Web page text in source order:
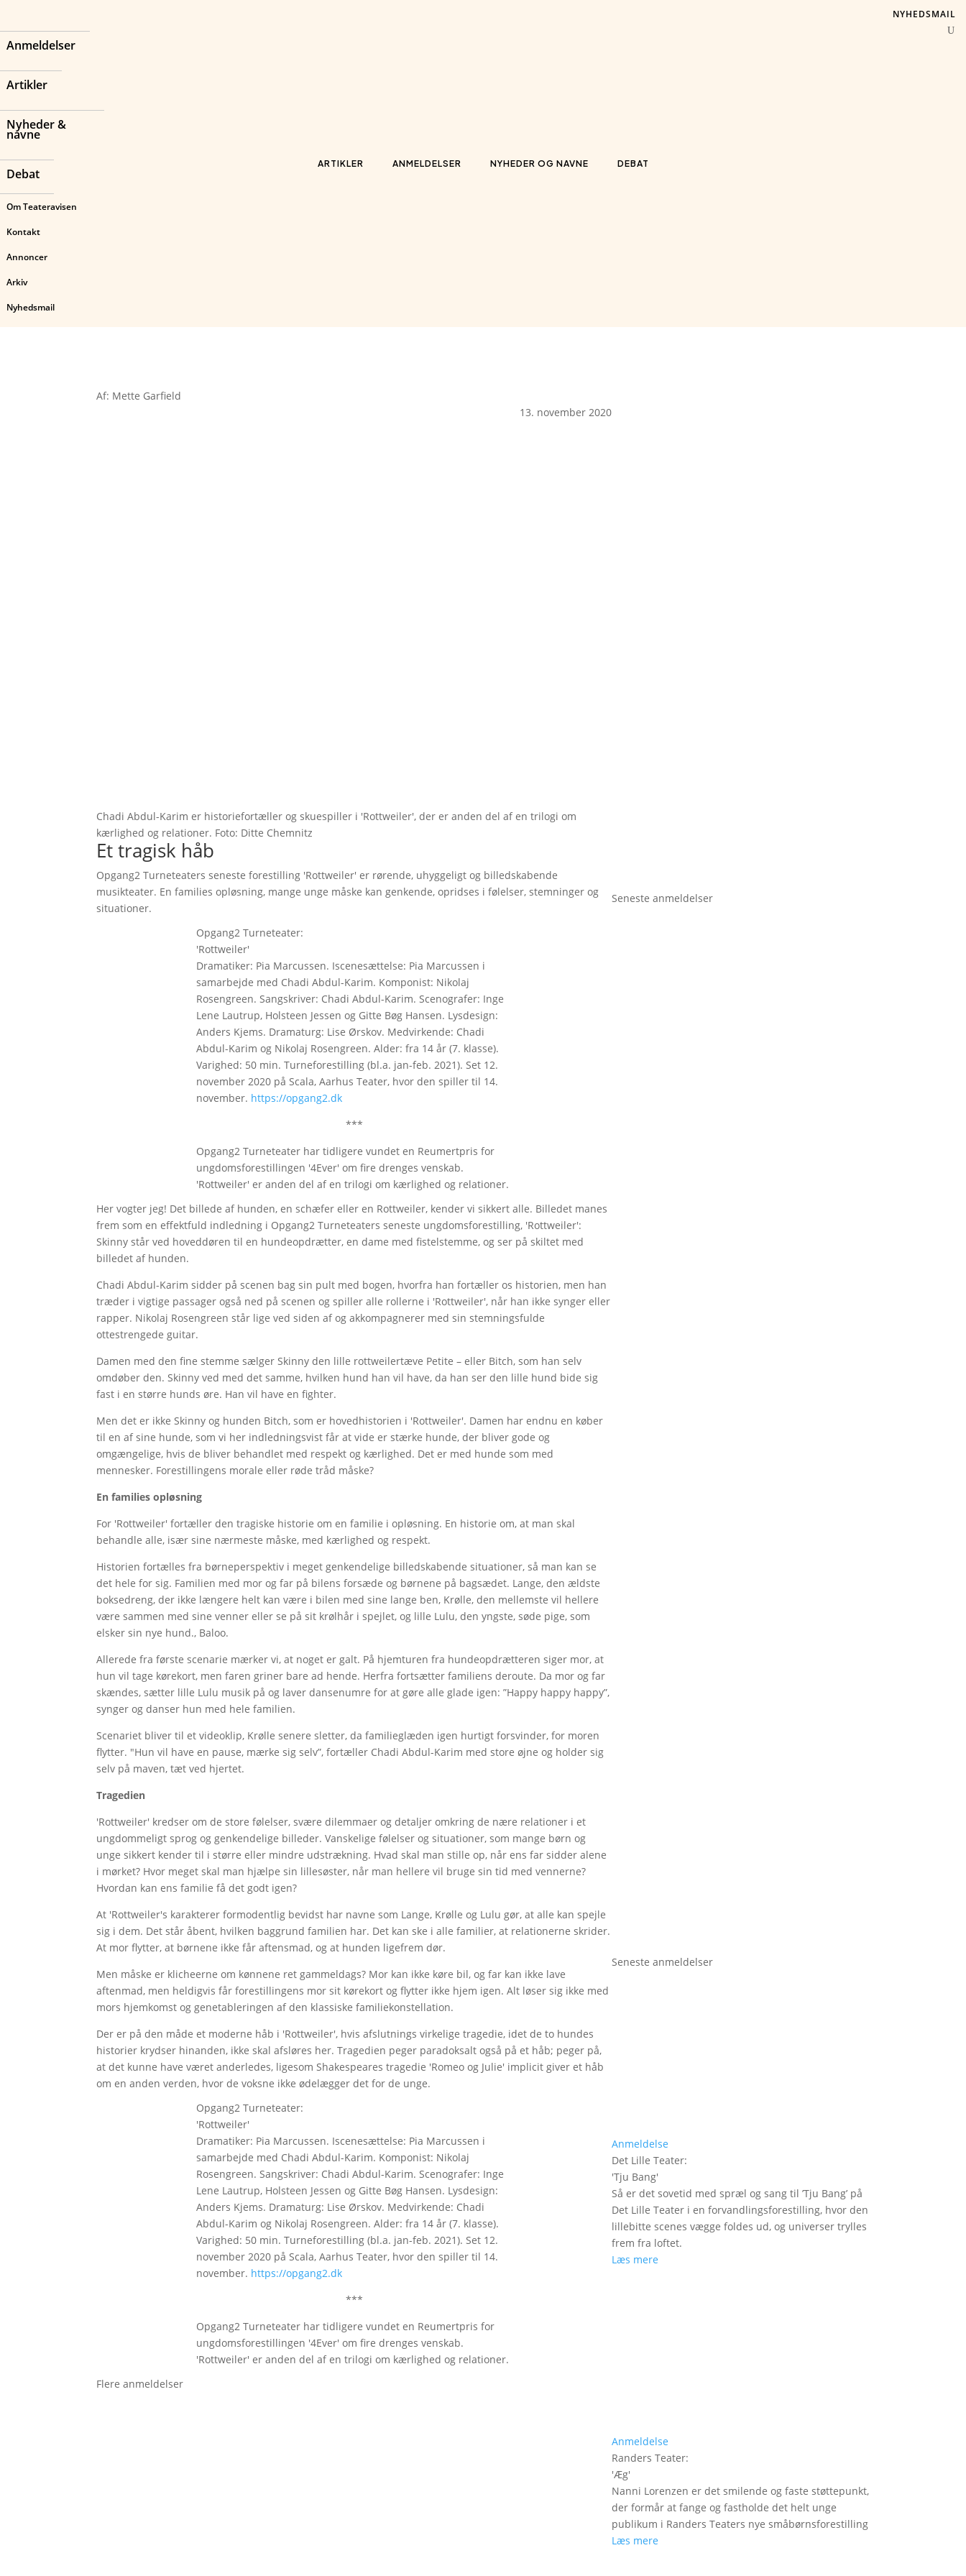
Anmeldelser
Artikler
Nyheder &
navne
Debat
Om Teateravisen
Kontakt
Annoncer
Arkiv
Nyhedsmail
ARTIKLER ANMELDELSER NYHEDER OG NAVNE DEBAT
NYHEDSMAIL
Af: Mette Garfield
13. november 2020
Chadi Abdul-Karim er historiefortæller og skuespiller i 'Rottweiler', der er anden del af en trilogi om
kærlighed og relationer. Foto: Ditte Chemnitz
Et tragisk håb
Opgang2 Turneteaters seneste forestilling 'Rottweiler' er rørende, uhyggeligt og billedskabende
musikteater. En families opløsning, mange unge måske kan genkende, opridses i følelser, stemninger og
situationer.
Opgang2 Turneteater:
'Rottweiler'
Dramatiker: Pia Marcussen. Iscenesættelse: Pia Marcussen i
samarbejde med Chadi Abdul-Karim. Komponist: Nikolaj
Rosengreen. Sangskriver: Chadi Abdul-Karim. Scenografer: Inge
Lene Lautrup, Holsteen Jessen og Gitte Bøg Hansen. Lysdesign:
Anders Kjems. Dramaturg: Lise Ørskov. Medvirkende: Chadi
Abdul-Karim og Nikolaj Rosengreen. Alder: fra 14 år (7. klasse).
Varighed: 50 min. Turneforestilling (bl.a. jan-feb. 2021). Set 12.
november 2020 på Scala, Aarhus Teater, hvor den spiller til 14.
november. https://opgang2.dk
***
Opgang2 Turneteater har tidligere vundet en Reumertpris for
ungdomsforestillingen '4Ever' om fire drenges venskab.
'Rottweiler' er anden del af en trilogi om kærlighed og relationer.
Her vogter jeg! Det billede af hunden, en schæfer eller en Rottweiler, kender vi sikkert alle. Billedet manes
frem som en effektfuld indledning i Opgang2 Turneteaters seneste ungdomsforestilling, 'Rottweiler':
Skinny står ved hoveddøren til en hundeopdrætter, en dame med fistelstemme, og ser på skiltet med
billedet af hunden.
Chadi Abdul-Karim sidder på scenen bag sin pult med bogen, hvorfra han fortæller os historien, men han
træder i vigtige passager også ned på scenen og spiller alle rollerne i 'Rottweiler', når han ikke synger eller
rapper. Nikolaj Rosengreen står lige ved siden af og akkompagnerer med sin stemningsfulde
ottestrengede guitar.
Damen med den fine stemme sælger Skinny den lille rottweilertæve Petite – eller Bitch, som han selv
omdøber den. Skinny ved med det samme, hvilken hund han vil have, da han ser den lille hund bide sig
fast i en større hunds øre. Han vil have en fighter.
Men det er ikke Skinny og hunden Bitch, som er hovedhistorien i 'Rottweiler'. Damen har endnu en køber
til en af sine hunde, som vi her indledningsvist får at vide er stærke hunde, der bliver gode og
omgængelige, hvis de bliver behandlet med respekt og kærlighed. Det er med hunde som med
mennesker. Forestillingens morale eller røde tråd måske?
En families opløsning
For 'Rottweiler' fortæller den tragiske historie om en familie i opløsning. En historie om, at man skal
behandle alle, især sine nærmeste måske, med kærlighed og respekt.
Historien fortælles fra børneperspektiv i meget genkendelige billedskabende situationer, så man kan se
det hele for sig. Familien med mor og far på bilens forsæde og børnene på bagsædet. Lange, den ældste
boksedreng, der ikke længere helt kan være i bilen med sine lange ben, Krølle, den mellemste vil hellere
være sammen med sine venner eller se på sit krølhår i spejlet, og lille Lulu, den yngste, søde pige, som
elsker sin nye hund., Baloo.
Allerede fra første scenarie mærker vi, at noget er galt. På hjemturen fra hundeopdrætteren siger mor, at
hun vil tage kørekort, men faren griner bare ad hende. Herfra fortsætter familiens deroute. Da mor og far
skændes, sætter lille Lulu musik på og laver dansenumre for at gøre alle glade igen: ”Happy happy happy”,
synger og danser hun med hele familien.
Scenariet bliver til et videoklip, Krølle senere sletter, da familieglæden igen hurtigt forsvinder, for moren
flytter. "Hun vil have en pause, mærke sig selv”, fortæller Chadi Abdul-Karim med store øjne og holder sig
selv på maven, tæt ved hjertet.
Tragedien
'Rottweiler' kredser om de store følelser, svære dilemmaer og detaljer omkring de nære relationer i et
ungdommeligt sprog og genkendelige billeder. Vanskelige følelser og situationer, som mange børn og
unge sikkert kender til i større eller mindre udstrækning. Hvad skal man stille op, når ens far sidder alene
i mørket? Hvor meget skal man hjælpe sin lillesøster, når man hellere vil bruge sin tid med vennerne?
Hvordan kan ens familie få det godt igen?
At 'Rottweiler's karakterer formodentlig bevidst har navne som Lange, Krølle og Lulu gør, at alle kan spejle
sig i dem. Det står åbent, hvilken baggrund familien har. Det kan ske i alle familier, at relationerne skrider.
At mor flytter, at børnene ikke får aftensmad, og at hunden ligefrem dør.
Men måske er klicheerne om kønnene ret gammeldags? Mor kan ikke køre bil, og far kan ikke lave
aftenmad, men heldigvis får forestillingens mor sit kørekort og flytter ikke hjem igen. Alt løser sig ikke med
mors hjemkomst og genetableringen af den klassiske familiekonstellation.
Der er på den måde et moderne håb i 'Rottweiler', hvis afslutnings virkelige tragedie, idet de to hundes
historier krydser hinanden, ikke skal afsløres her. Tragedien peger paradoksalt også på et håb; peger på,
at det kunne have været anderledes, ligesom Shakespeares tragedie 'Romeo og Julie' implicit giver et håb
om en anden verden, hvor de voksne ikke ødelægger det for de unge.
Opgang2 Turneteater:
'Rottweiler'
Dramatiker: Pia Marcussen. Iscenesættelse: Pia Marcussen i
samarbejde med Chadi Abdul-Karim. Komponist: Nikolaj
Rosengreen. Sangskriver: Chadi Abdul-Karim. Scenografer: Inge
Lene Lautrup, Holsteen Jessen og Gitte Bøg Hansen. Lysdesign:
Anders Kjems. Dramaturg: Lise Ørskov. Medvirkende: Chadi
Abdul-Karim og Nikolaj Rosengreen. Alder: fra 14 år (7. klasse).
Varighed: 50 min. Turneforestilling (bl.a. jan-feb. 2021). Set 12.
november 2020 på Scala, Aarhus Teater, hvor den spiller til 14.
november. https://opgang2.dk
***
Opgang2 Turneteater har tidligere vundet en Reumertpris for
ungdomsforestillingen '4Ever' om fire drenges venskab.
'Rottweiler' er anden del af en trilogi om kærlighed og relationer.
Flere anmeldelser
Seneste anmeldelser
Seneste anmeldelser
Anmeldelse
Det Lille Teater:
'Tju Bang'
Så er det sovetid med spræl og sang til ’Tju Bang’ på
Det Lille Teater i en forvandlingsforestilling, hvor den
lillebitte scenes vægge foldes ud, og universer trylles
frem fra loftet.
Læs mere
Anmeldelse
Randers Teater:
'Æg'
Nanni Lorenzen er det smilende og faste støttepunkt,
der formår at fange og fastholde det helt unge
publikum i Randers Teaters nye småbørnsforestilling
Læs mere